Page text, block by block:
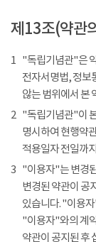
제13조(약관
1 "독립기념관"은
전자서명법, 정보
않는 범위에서 본
2 "독립기념관"이
명시하여 현행약
적용일자 전일까
3 "이용자"는 변경
변경된 약관이 공
있습니다. "이용
"이용자"와의 계
약관이 공지된 후